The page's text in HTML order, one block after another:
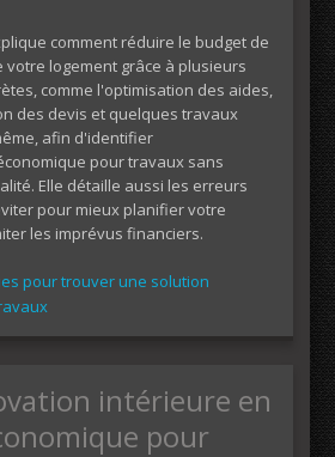
comment réduire le budget de
votre logement grâce à plusieurs
comme l'optimisation des aides,
des devis et quelques travaux
afin d'identifier
pour travaux sans
Elle détaille aussi les erreurs
pour mieux planifier votre
les imprévus financiers.
pour trouver une solution
intérieure en
pour